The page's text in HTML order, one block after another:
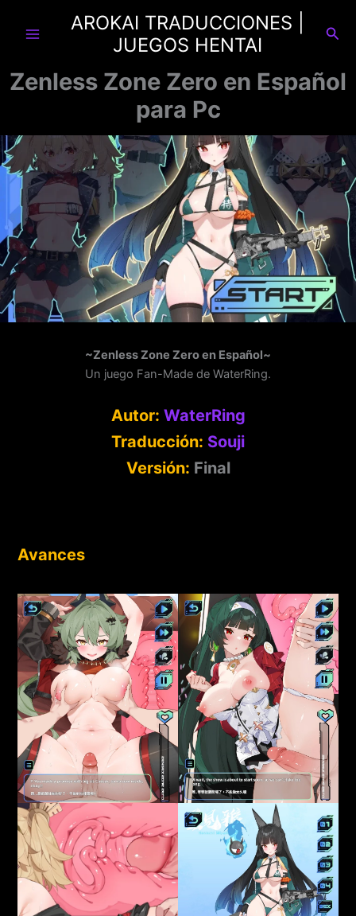
AROKAI TRADUCCIONES |
JUEGOS HENTAI
Zenless Zone Zero en Español
para Pc
~Zenless Zone Zero en Español~
Un juego Fan-Made de WaterRing.
Autor: WaterRing
Traducción: Souji
Versión: Final
Avances